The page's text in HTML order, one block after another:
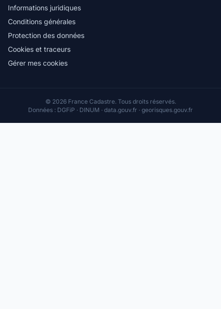
Informations juridiques
Conditions générales
Protection des données
Cookies et traceurs
Gérer mes cookies
© 2026 France Cadastre. Tous droits réservés.
Données : DGFiP · DINUM · data.gouv.fr · georisques.gouv.fr